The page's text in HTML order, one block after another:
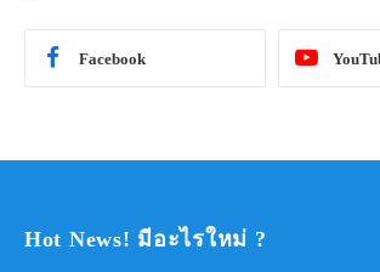
Facebook
Hot News! มีอะไรใหม่ ?